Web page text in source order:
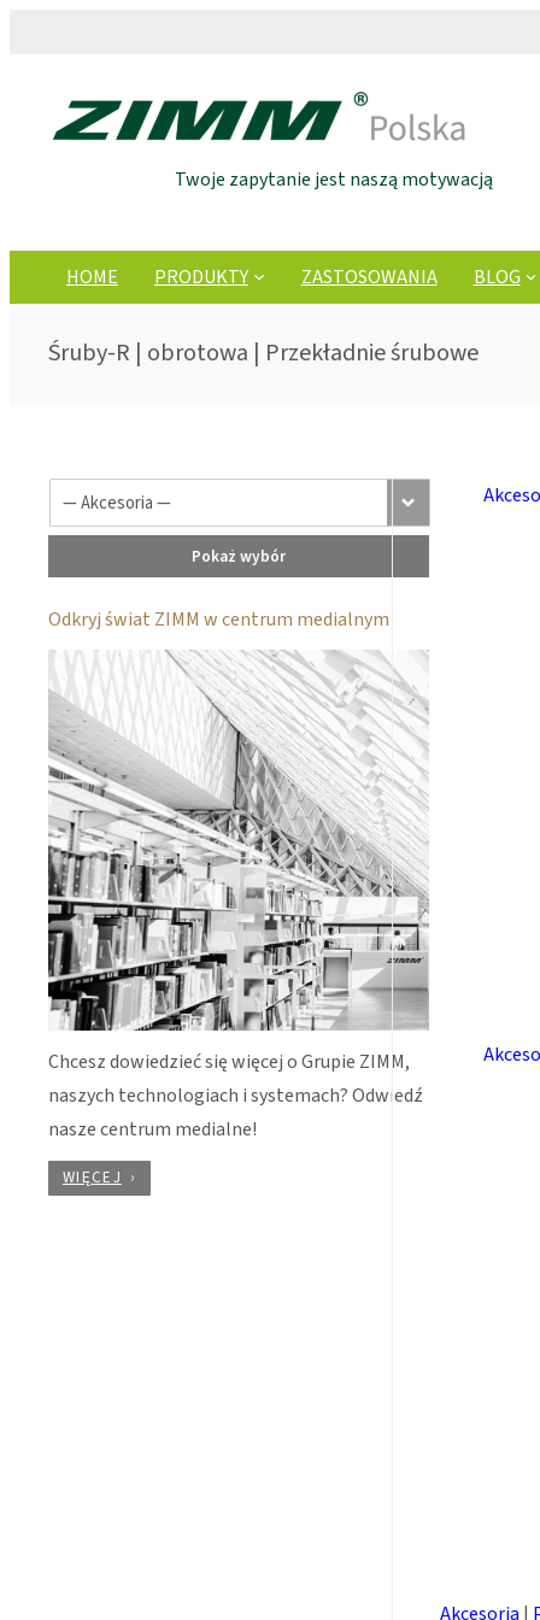
Twoje zapytanie jest naszą motywacją
HOME PRODUKTY ZASTOSOWANIA BLOG
Śruby-R | obrotowa | Przekładnie śrubowe
Pokaż wybór
Odkryj świat ZIMM w centrum medialnym
Chcesz dowiedzieć się więcej o Grupie ZIMM,
naszych technologiach i systemach? Odwiedź
nasze centrum medialne!
WIĘCEJ
Akcesoria |